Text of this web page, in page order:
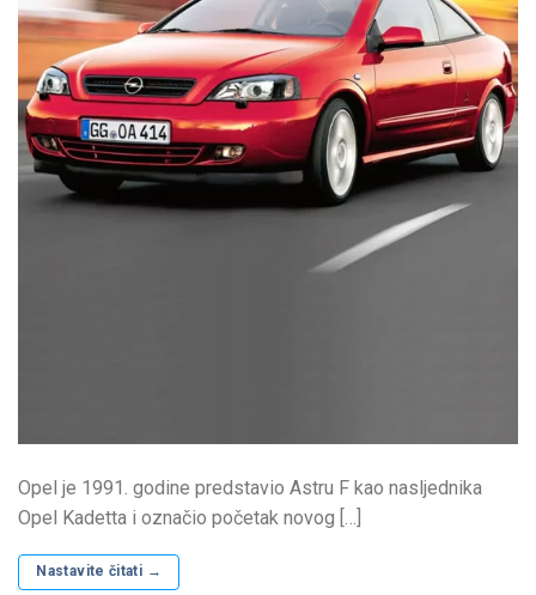
Opel je 1991. godine predstavio Astru F kao nasljednika
Opel Kadetta i označio početak novog […]
Nastavite čitati →